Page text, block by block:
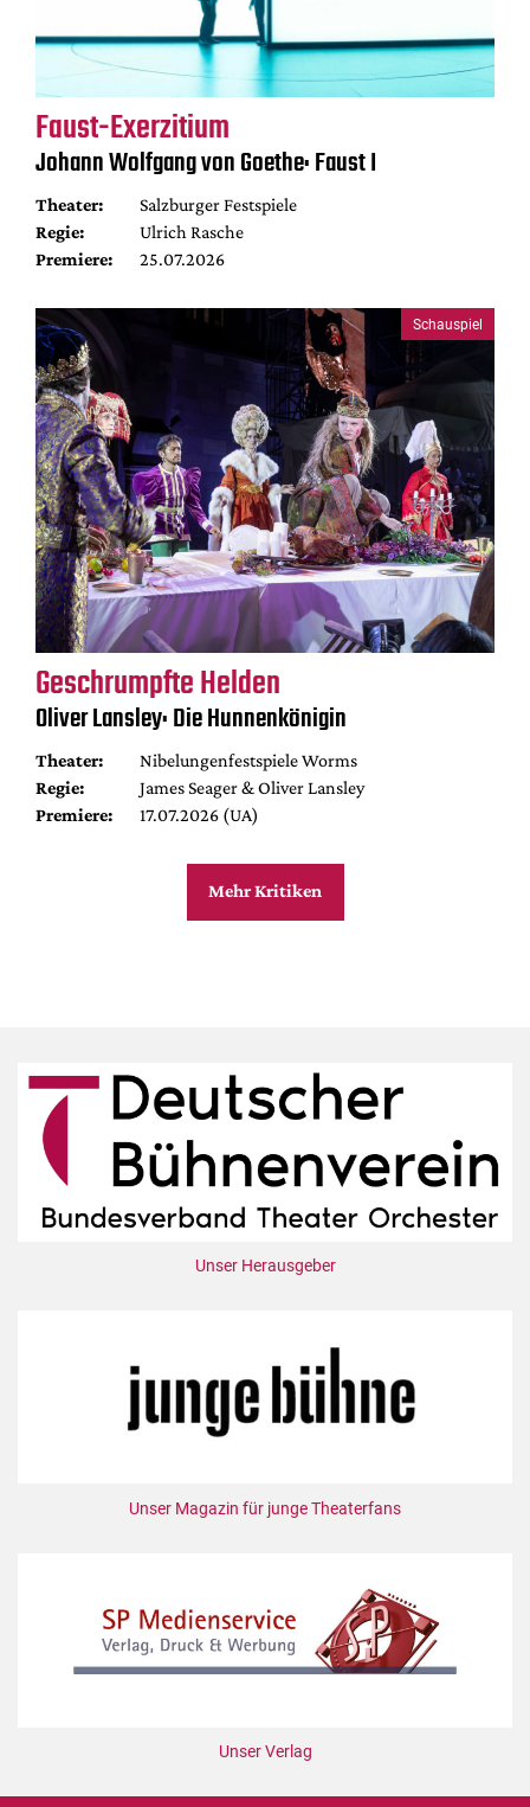
Faust-Exerzitium
Johann Wolfgang von Goethe: Faust I
Theater:
Salzburger Festspiele
Regie:
Ulrich Rasche
Premiere:
25.07.2026
Schauspiel
Geschrumpfte Helden
Oliver Lansley: Die Hunnenkönigin
Theater:
Nibelungenfestspiele Worms
Regie:
James Seager & Oliver Lansley
Premiere:
17.07.2026 (UA)
Mehr Kritiken
Unser Herausgeber
Unser Magazin für junge Theaterfans
Unser Verlag